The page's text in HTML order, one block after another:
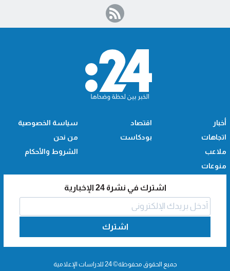
أخبار
اتجاهات
ملاعب
منوعات
اقتصاد
بودكاست
سياسة الخصوصية
من نحن
الشروط والأحكام
اشترك في نشرة 24 الإخبارية
اشترك
جميع الحقوق محفوظة© 24 للدراسات الإعلامية